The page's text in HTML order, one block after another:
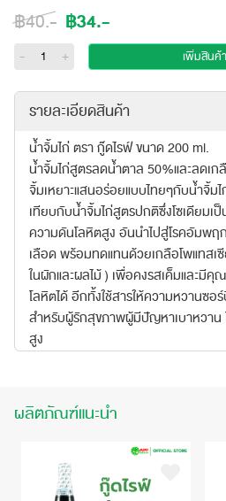
฿40.- ฿34.-
- + เพิ่มสินค้า
รายละเอียดสินค้า
น้ำจิ้มไก่ ตรา กู๊ดไรฟ์ ขนาด 200 ml.
น้ำจิ้มไก่สูตรลดน้ำตาล 50%และลดเก
จิ้มเหยาะแสนอร่อยแบบไทยๆกับน้ำจิ้ม
เทียบกับน้ำจิ้มไก่สูตรปกติซึ่งโซเดียมเ
ความดันโลหิตสูง อันนำไปสู่โรคอัมพฤ
เลือด พร้อมทดแทนด้วยเกลือโพแทส
ในผักและผลไม้ ) เพื่อคงรสเค็มและมี
โลหิตได้ อีกทั้งใช้สารให้ความหวานซ
สำหรับผู้รักสุขภาพผู้มีปัญหาเบาหวาน
สูง
ผลิตภัณฑ์แนะนำ